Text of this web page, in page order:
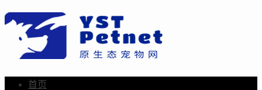
首页